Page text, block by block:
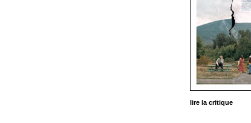
lire la critique